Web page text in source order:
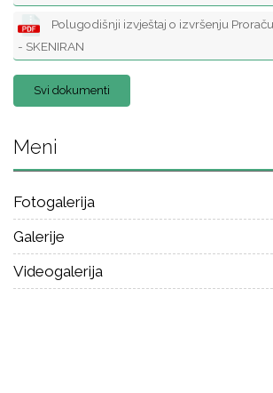
Polugodišnji izvještaj o izvršenju
- SKENIRAN
Svi dokumenti
Meni
Fotogalerija
Galerije
Videogalerija